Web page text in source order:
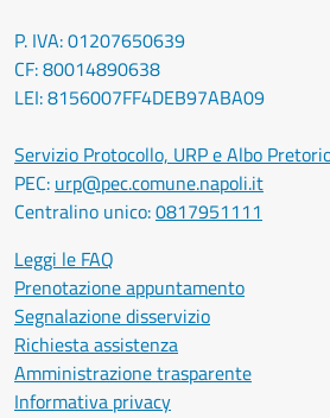
P. IVA: 01207650639
CF: 80014890638
LEI: 8156007FF4DEB97ABA09
Servizio Protocollo, URP e Albo
PEC: urp@pec.comune.napoli.it
Centralino unico:0817951111
Leggi le FAQ
Prenotazione appuntamento
Segnalazione disservizio
Richiesta assistenza
Amministrazione trasparente
Informativa privacy